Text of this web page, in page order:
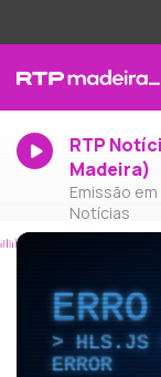
RTP
Madeira)
Emissão
Notícias
HLS.JS
ERROR